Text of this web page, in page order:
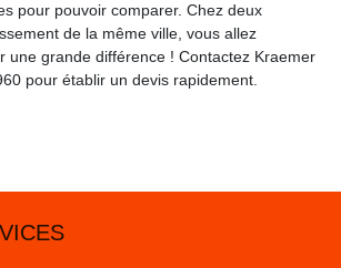
pour pouvoir comparer. Chez deux
de la même ville, vous allez
une grande différence ! Contactez Kraemer
pour établir un devis rapidement.